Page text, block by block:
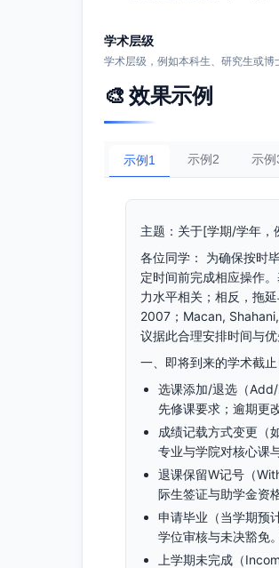
学术层级
学术层级，例如本科生、研究生或博
🎨 效果示例
示例1 示例2 示例
主题：关于[学期/学年，
各位同学： 为确保按时
定时间前完成相应操作
力水平相关；相反，拖
2007；Macan,
议据此合理安排时间与优
一、即将到来的学术截
选课添加/退选（
先修课要求；逾期更
成绩记载方式变更（
专业与学院对核心课
退课保留W记号（
际生签证与助学金资
申请毕业（当学期预
学位审核与未决豁免
上学期未完成（